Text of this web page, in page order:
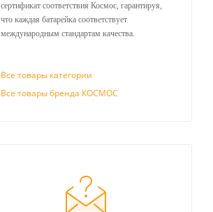
сертификат соответствия Космос, гарантируя,
что каждая батарейка соответствует
международным стандартам качества.
Все товары категории
Все товары бренда КОСМОС